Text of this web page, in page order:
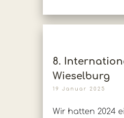
8.
Wieselburg
19 Januar 2025
Wir hatten 2024